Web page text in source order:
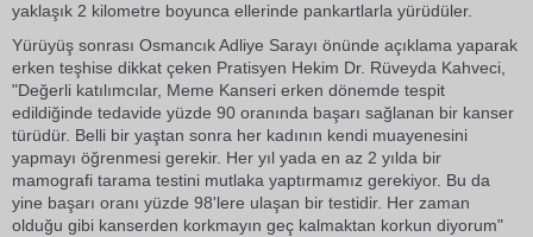
yaklaşık 2 kilometre boyunca ellerinde pankartlarla yürüdüler.
Yürüyüş sonrası Osmancık Adliye Sarayı önünde açıklama yaparak
erken teşhise dikkat çeken Pratisyen Hekim Dr. Rüveyda Kahveci,
"Değerli katılımcılar, Meme Kanseri erken dönemde tespit
edildiğinde tedavide yüzde 90 oranında başarı sağlanan bir kanser
türüdür. Belli bir yaştan sonra her kadının kendi muayenesini
yapmayı öğrenmesi gerekir. Her yıl yada en az 2 yılda bir
mamografi tarama testini mutlaka yaptırmamız gerekiyor. Bu da
yine başarı oranı yüzde 98'lere ulaşan bir testidir. Her zaman
olduğu gibi kanserden korkmayın geç kalmaktan korkun diyorum"